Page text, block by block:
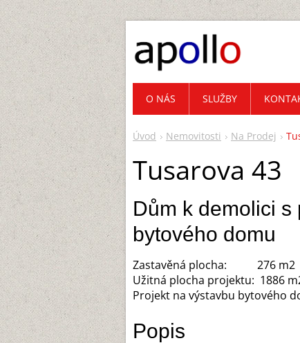
Úvod Nemovitosti Na Prodej
Tusarova 43
Dům k demolici s
bytového domu
Zastavěná plocha: 276
Užitná plocha projektu: 1886
Projekt na výstavbu bytového
Popis
O NÁS SLUŽBY